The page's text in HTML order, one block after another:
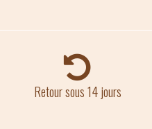
Retour sous 14 jours